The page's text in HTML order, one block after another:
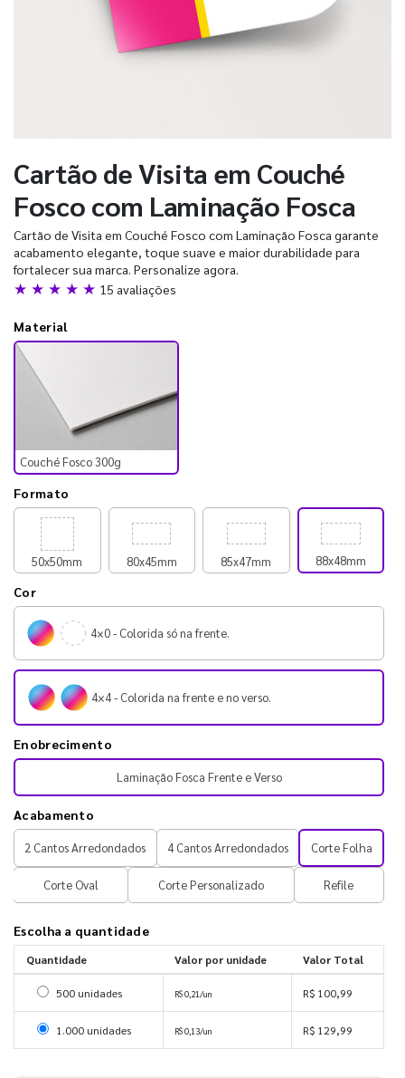
Cartão de Visita em Couché
Fosco com Laminação Fosca
Cartão de Visita em Couché Fosco com Laminação Fosca garante
acabamento elegante, toque suave e maior durabilidade para
fortalecer sua marca. Personalize agora.
★ ★ ★ ★ ★ 15 avaliações
Material
Couché Fosco 300g
Formato
50x50mm 80x45mm 85x47mm 88x48mm
Cor
4×0 - Colorida só na frente.
4×4 - Colorida na frente e no verso.
Enobrecimento
Laminação Fosca Frente e Verso
Acabamento
2 Cantos Arredondados 4 Cantos Arredondados Corte Folha
Corte Oval Corte Personalizado Refile
Escolha a quantidade
Quantidade Valor por unidade Valor Total
Selecionar 500 unidades
500 unidades R$ 0,21/un R$ 100,99
Selecionar 1000 unidades
1.000 unidades R$ 0,13/un R$ 129,99